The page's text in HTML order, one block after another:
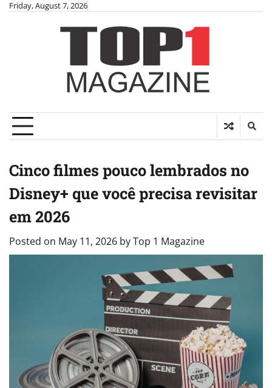
SkipFriday, August 7, 2026
Cinco filmes pouco lembrados no
Disney+ que você precisa revisitar
em 2026
Posted on May 11, 2026 byTop 1 Magazine